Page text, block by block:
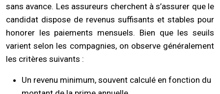
sans avance. Les assureurs cherchent à s’assurer que le
candidat dispose de revenus suffisants et stables pour
honorer les paiements mensuels. Bien que les seuils
varient selon les compagnies, on observe généralement
les critères suivants :
Un revenu minimum, souvent calculé en fonction du